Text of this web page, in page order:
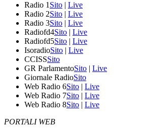
Radio 1 Sito | Live
Radio 2Sito | Live
Radio 3Sito | Live
Radiofd4Sito | Live
Radiofd5Sito | Live
IsoradioSito | Live
CCISSSito
GR ParlamentoSito | Live
Giornale RadioSito
Web Radio 6Sito | Live
Web Radio 7Sito | Live
Web Radio 8Sito | Live
PORTALI WEB